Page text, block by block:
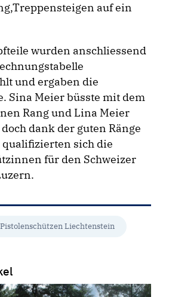
auf ein
wurden anschliessend
und ergaben die
Sina Meier büsste mit dem
Rang und Lina Meier
dank der guten Ränge
sich die
für den Schweizer
Pistolenschützen Liechtenstein